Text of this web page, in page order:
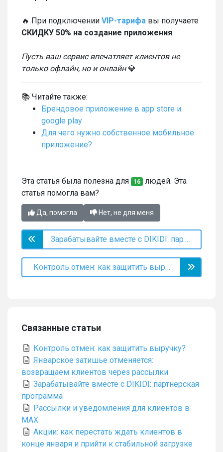
🔥 При подключении VIP-тарифа вы получаете
СКИДКУ 50% на создание приложения.
Пусть ваш сервис впечатляет клиентов не
только офлайн, но и онлайн💎
📚 Читайте также:
Брендовое приложение в app store и
google play
Для чего нужно собственное мобильное
приложение?
Эта статья была полезна для 16 людей. Эта
статья помогла вам?
Да, помогла Нет, не для меня
Зарабатывайте вместе с DIKIDI: партнерская программа
Контроль отмен: как защитить выручку?
Связанные статьи
Контроль отмен: как защитить выручку?
Январское затишье отменяется:
возвращаем клиентов через рассылки
Зарабатывайте вместе с DIKIDI: партнерская
программа
Рассылки и уведомления для клиентов в
MAX
Акции: как перестать ждать клиентов в
конце января и прийти к стабильной загрузке